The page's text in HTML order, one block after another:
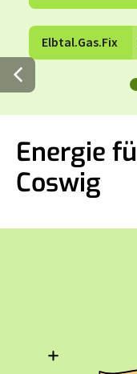
Elbtal.Gas.Fix
Energie
Coswig